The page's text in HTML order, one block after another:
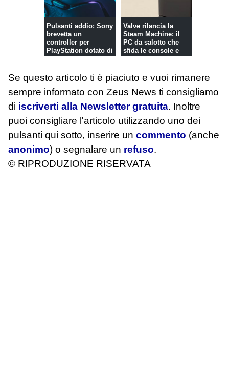
Pulsanti addio: Sony
brevetta un
controller per
PlayStation dotato di
Valve rilancia la
Steam Machine: il
PC da salotto che
sfida le console e
Se questo articolo ti è piaciuto e vuoi rimanere
sempre informato con Zeus News ti consigliamo
di iscriverti alla Newsletter gratuita. Inoltre
puoi consigliare l'articolo utilizzando uno dei
pulsanti qui sotto, inserire un commento (anche
anonimo) o segnalare un refuso.
© RIPRODUZIONE RISERVATA